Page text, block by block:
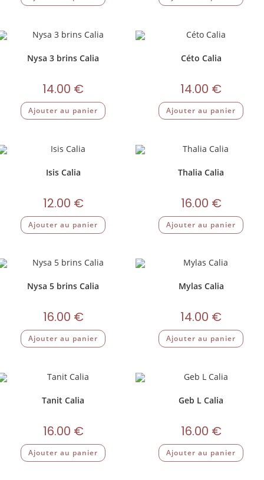
Nysa 3 brins Calia
14.00 €
Ajouter au panier
Céto Calia
14.00 €
Ajouter au panier
Isis Calia
12.00 €
Ajouter au panier
Thalia Calia
16.00 €
Ajouter au panier
Nysa 5 brins Calia
16.00 €
Ajouter au panier
Mylas Calia
14.00 €
Ajouter au panier
Tanit Calia
16.00 €
Ajouter au panier
Geb L Calia
16.00 €
Ajouter au panier